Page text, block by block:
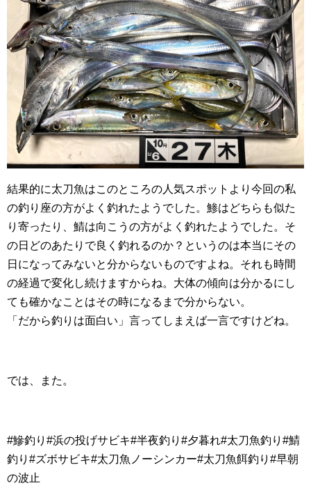
結果的に太刀魚はこのところの人気スポットより今回の私
の釣り座の方がよく釣れたようでした。鯵はどちらも似た
り寄ったり、鯖は向こうの方がよく釣れたようでした。そ
の日どのあたりで良く釣れるのか？というのは本当にその
日になってみないと分からないものですよね。それも時間
の経過で変化し続けますからね。大体の傾向は分かるにし
ても確かなことはその時になるまで分からない。
「だから釣りは面白い」言ってしまえば一言ですけどね。
では、また。
#鰺釣り#浜の投げサビキ#半夜釣り#夕暮れ#太刀魚釣り#鯖
釣り#ズボサビキ#太刀魚ノーシンカー#太刀魚餌釣り#早朝
の波止